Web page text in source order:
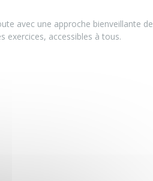
avec une approche bienveillante de
exercices, accessibles à tous.